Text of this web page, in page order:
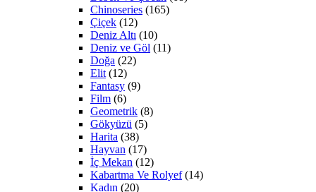
Chinoseries (165)
Çiçek (12)
Deniz Altı (10)
Deniz ve Göl (11)
Doğa (22)
Elit (12)
Fantasy (9)
Film (6)
Geometrik (8)
Gökyüzü (5)
Harita (38)
Hayvan (17)
İç Mekan (12)
Kabartma Ve Rolyef (14)
Kadın (20)